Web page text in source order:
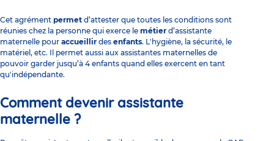
Cet agrément permet d’attester que toutes les conditions sont
réunies chez la personne qui exerce le métier d’assistante
maternelle pour accueillir des enfants. L'hygiène, la sécurité, le
matériel, etc. Il permet aussi aux assistantes maternelles de
pouvoir garder jusqu’à 4 enfants quand elles exercent en tant
qu'indépendante.
Comment devenir assistante
maternelle ?